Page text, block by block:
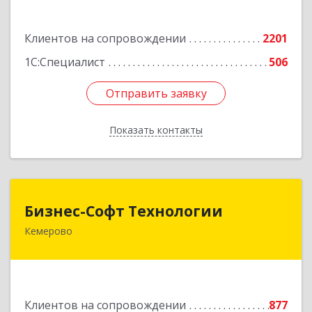
Клиентов на сопровождении
2201
1С:Специалист
506
Отправить заявку
Показать контакты
Отправить заявку
Назад
Бизнес-Софт Технологии
Кемерово
Клиентов на сопровождении
877
Бизнес-Софт Технологии
650992, Кемеровская область - Кузбасс обл,